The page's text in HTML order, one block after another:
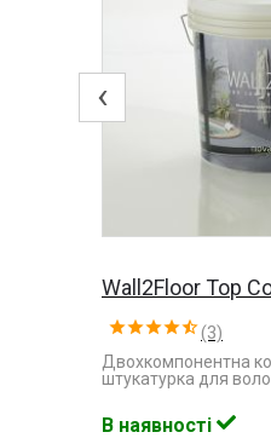
‹
Wall2Floor Top
(3)
Двохкомпонентна
штукатурка для
В наявності